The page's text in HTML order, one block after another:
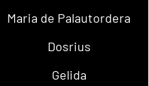
Maria de Palautordera
Dosrius
Gelida